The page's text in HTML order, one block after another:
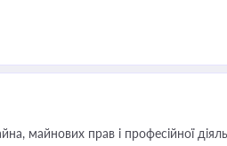
майнових прав і професійної